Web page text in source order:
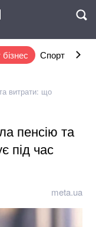
Спорт
витрати: що
пенсію та
під час
meta.ua